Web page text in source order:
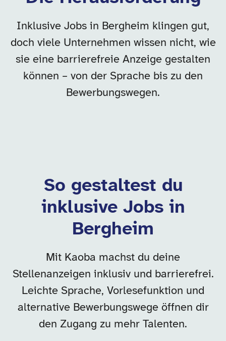
Inklusive Jobs in Bergheim klingen gut,
doch viele Unternehmen wissen nicht, wie
sie eine barrierefreie Anzeige gestalten
können – von der Sprache bis zu den
Bewerbungswegen.
So gestaltest du
inklusive Jobs in
Bergheim
Mit Kaoba machst du deine
Stellenanzeigen inklusiv und barrierefrei.
Leichte Sprache, Vorlesefunktion und
alternative Bewerbungswege öffnen dir
den Zugang zu mehr Talenten.